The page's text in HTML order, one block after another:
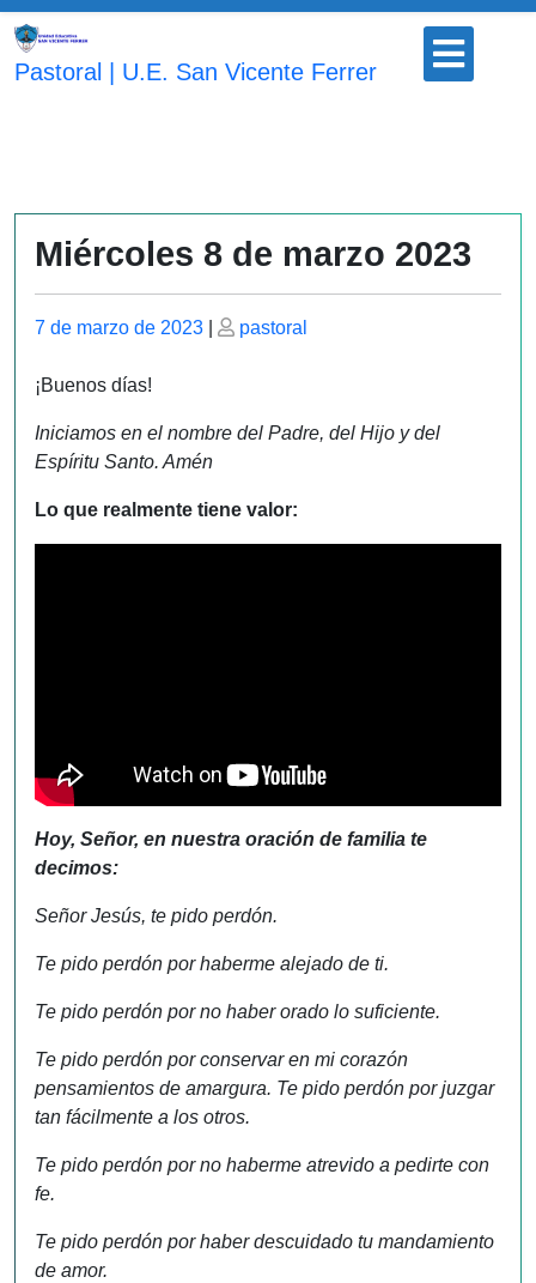
Saltar
contenido
Pastoral | U.E. San Vicente Ferrer
Botón
abrir
Miércoles 8 de marzo 2023
Publicado
7 de marzo de 2023
Publicado
pastoral
¡Buenos días!
Iniciamos en el nombre del Padre, del Hijo y del
Espíritu Santo. Amén
Lo que realmente tiene valor:
Hoy, Señor, en nuestra oración de familia te
decimos:
Señor Jesús, te pido perdón.
Te pido perdón por haberme alejado de ti.
Te pido perdón por no haber orado lo suficiente.
Te pido perdón por conservar en mi corazón
pensamientos de amargura. Te pido perdón por juzgar
tan fácilmente a los otros.
Te pido perdón por no haberme atrevido a pedirte con
fe.
Te pido perdón por haber descuidado tu mandamiento
de amor.